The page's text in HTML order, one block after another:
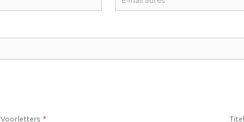
Voorletters * Titel